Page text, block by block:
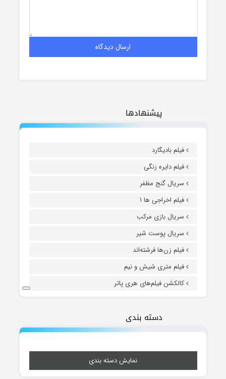
پیشنهادها
فیلم بادیگارد
فیلم دایره زنگی
سریال گنج مظفر
فیلم اخراجی ها ۱
سریال بازی مرکب
سریال پوست شیر
فیلم زن‌ها فرشته‌اند
فیلم متری شیش و نیم
کالکشن فیلم‌های هری پاتر
دسته بندی
نمایش دسته بندی